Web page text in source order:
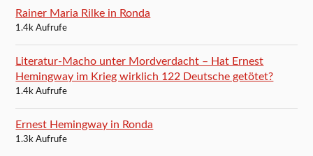
Rainer Maria Rilke in Ronda
1.4k Aufrufe
Literatur-Macho unter Mordverdacht – Hat Ernest
Hemingway im Krieg wirklich 122 Deutsche getötet?
1.4k Aufrufe
Ernest Hemingway in Ronda
1.3k Aufrufe